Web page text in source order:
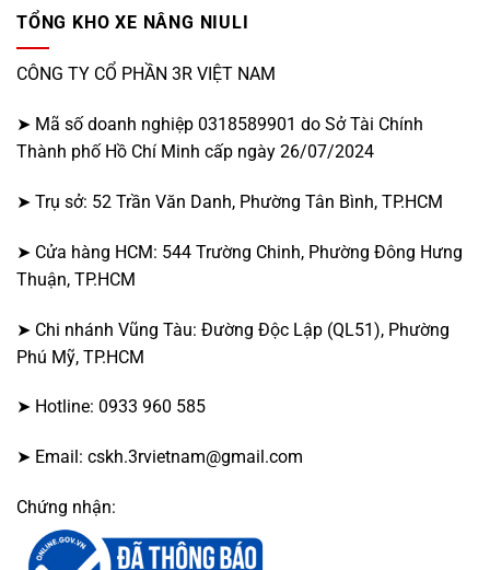
TỔNG KHO XE NÂNG NIULI
CÔNG TY CỔ PHẦN 3R VIỆT NAM
➤ Mã số doanh nghiệp 0318589901 do Sở Tài Chính
Thành phố Hồ Chí Minh cấp ngày 26/07/2024
➤ Trụ sở: 52 Trần Văn Danh, Phường Tân Bình, TP.HCM
➤ Cửa hàng HCM: 544 Trường Chinh, Phường Đông Hưng
Thuận, TP.HCM
➤ Chi nhánh Vũng Tàu: Đường Độc Lập (QL51), Phường
Phú Mỹ, TP.HCM
➤ Hotline: 0933 960 585
➤ Email: cskh.3rvietnam@gmail.com
Chứng nhận: